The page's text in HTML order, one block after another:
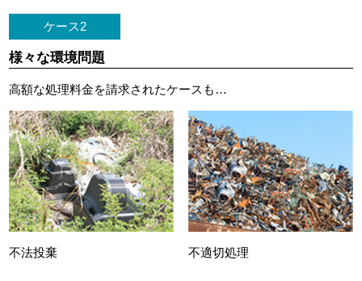
ケース2
様々な環境問題
高額な処理料金を請求されたケースも…
不法投棄 不適切処理